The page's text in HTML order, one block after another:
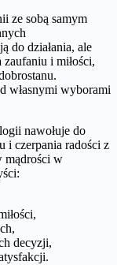
ze sobą samym
do działania, ale
i miłości,
własnymi wyborami
nawołuje do
i czerpania radości z
mądrości w
decyzji,